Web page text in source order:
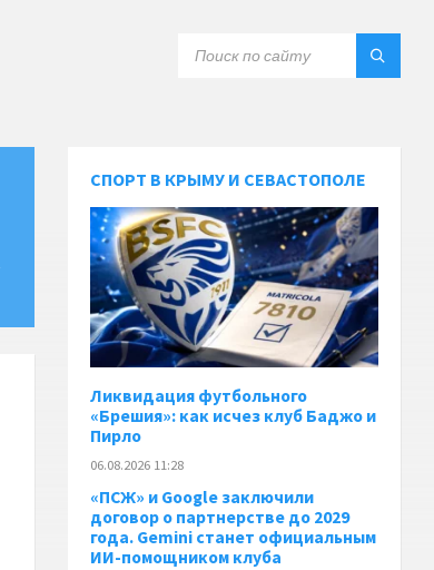
СПОРТ В КРЫМУ И СЕВАСТОПОЛЕ
Ликвидация футбольного
«Брешия»: как исчез клуб Баджо и
Пирло
06.08.2026 11:28
«ПСЖ» и Google заключили
договор о партнерстве до 2029
года. Gemini станет официальным
ИИ-помощником клуба